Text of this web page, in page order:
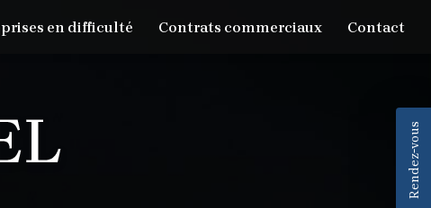
Rendez-vous
en difficulté Contrats commerciaux Contact